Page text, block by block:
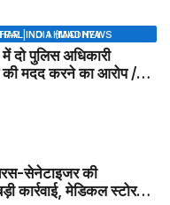
दो पुलिस अधिकारी
की मदद करने का आरोप /
सेनेटाइजर की
कार्रवाई, मेडिकल स्टोर